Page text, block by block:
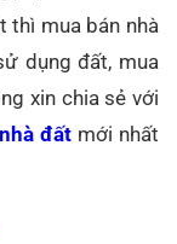
thì mua bán nhà
dụng đất, mua
xin chia sẻ với
đất mới nhất